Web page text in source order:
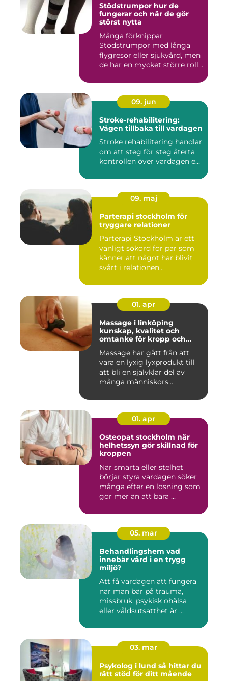
Stödstrumpor hur de
fungerar och när de gör
störst nytta
Många förknippar
Stödstrumpor med långa
flygresor eller sjukvård, men
de har en mycket större roll
09. jun
Stroke-rehabilitering:
Vägen tillbaka till vardagen
Stroke rehabilitering handlar
om att steg för steg återta
kontrollen över vardagen e...
09. maj
Parterapi stockholm för
tryggare relationer
Parterapi Stockholm är ett
vanligt sökord för par som
känner att något har blivit
svårt i relationen...
01. apr
Massage i linköping
kunskap, kvalitet och
omtanke för kropp och
Massage har gått från att
vara en lyxig lyxprodukt till
att bli en självklar del av
många människors...
01. apr
Osteopat stockholm när
helhetssyn gör skillnad för
kroppen
När smärta eller stelhet
börjar styra vardagen söker
många efter en lösning som
gör mer än att bara ...
05. mar
Behandlingshem vad
innebär vård i en trygg
miljö?
Att få vardagen att fungera
när man bär på trauma,
missbruk, psykisk ohälsa
eller våldsutsatthet är ...
03. mar
Psykolog i lund så hittar du
rätt stöd för ditt mående